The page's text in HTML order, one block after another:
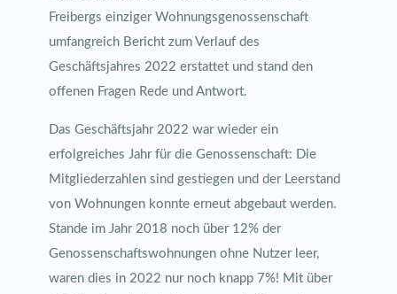
Freibergs einziger Wohnungsgenossenschaft
umfangreich Bericht zum Verlauf des
Geschäftsjahres 2022 erstattet und stand den
offenen Fragen Rede und Antwort.
Das Geschäftsjahr 2022 war wieder ein
erfolgreiches Jahr für die Genossenschaft: Die
Mitgliederzahlen sind gestiegen und der Leerstand
von Wohnungen konnte erneut abgebaut werden.
Stande im Jahr 2018 noch über 12% der
Genossenschaftswohnungen ohne Nutzer leer,
waren dies in 2022 nur noch knapp 7%! Mit über